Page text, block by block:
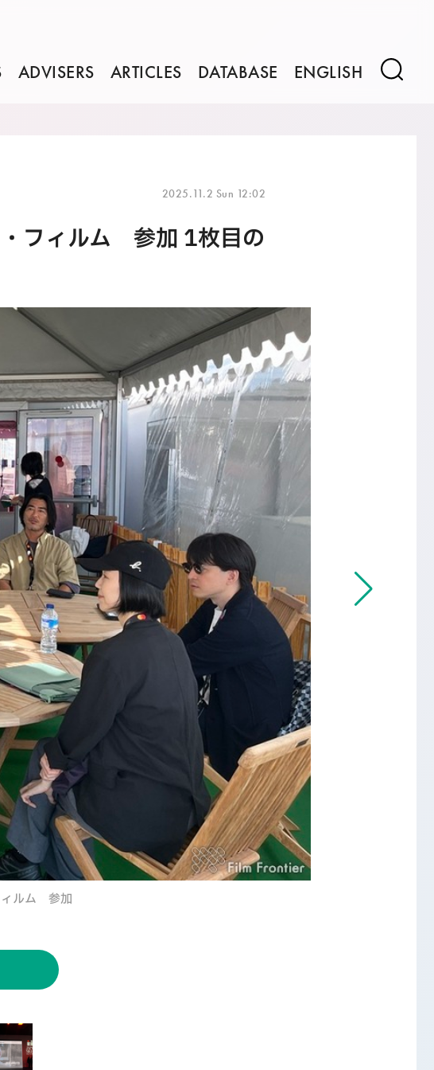
ADVISERS ARTICLES DATABASE ENGLISH
フィルム 参加 1枚目の
2025.11.2 Sun 12:02
ィルム 参加